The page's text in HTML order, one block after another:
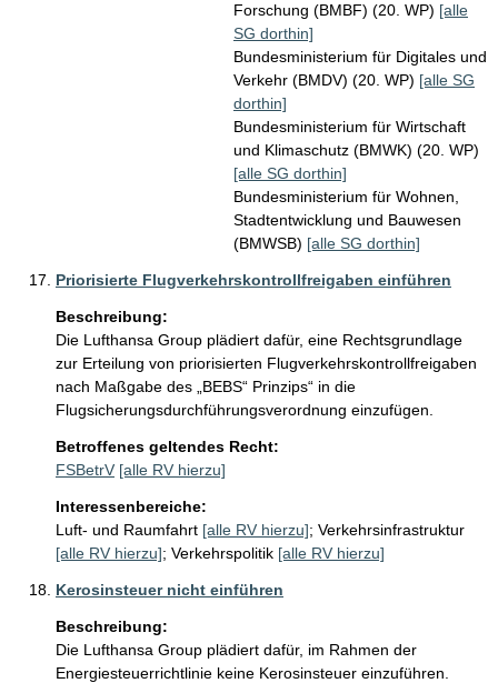
Forschung (BMBF) (20. WP) [alle
SG dorthin]
Bundesministerium für Digitales und
Verkehr (BMDV) (20. WP) [alle SG
dorthin]
Bundesministerium für Wirtschaft
und Klimaschutz (BMWK) (20. WP)
[alle SG dorthin]
Bundesministerium für Wohnen,
Stadtentwicklung und Bauwesen
(BMWSB) [alle SG dorthin]
Priorisierte Flugverkehrskontrollfreigaben einführen
Beschreibung:
Die Lufthansa Group plädiert dafür, eine Rechtsgrundlage
zur Erteilung von priorisierten Flugverkehrskontrollfreigaben
nach Maßgabe des „BEBS“ Prinzips“ in die
Flugsicherungsdurchführungsverordnung einzufügen.
Betroffenes geltendes Recht:
FSBetrV [alle RV hierzu]
Interessenbereiche:
Luft- und Raumfahrt [alle RV hierzu]; Verkehrsinfrastruktur
[alle RV hierzu]; Verkehrspolitik [alle RV hierzu]
Kerosinsteuer nicht einführen
Beschreibung:
Die Lufthansa Group plädiert dafür, im Rahmen der
Energiesteuerrichtlinie keine Kerosinsteuer einzuführen.